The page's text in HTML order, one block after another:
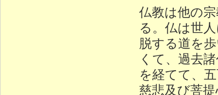
仏教は他の
る。仏は世
脱する道を
くて、過去
を経てて、
慈悲及び菩